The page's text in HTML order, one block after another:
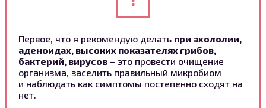
Первое, что я рекомендую делать при эхололии,
аденоидах, высоких показателях грибов,
бактерий, вирусов – это провести очищение
организма, заселить правильный микробиом
и наблюдать как симптомы постепенно сходят на
нет.